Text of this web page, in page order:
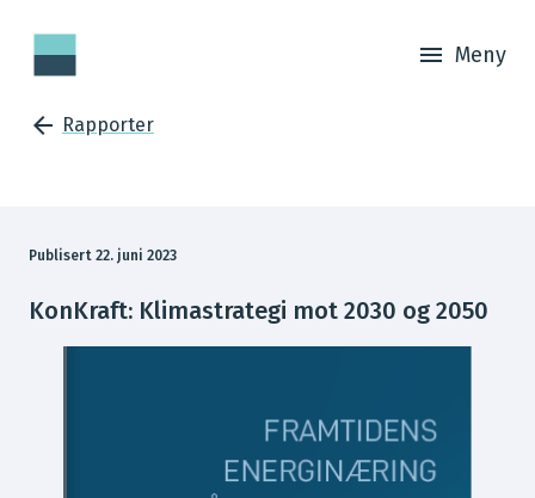
Meny
Rapporter
Publisert 22. juni 2023
KonKraft: Klimastrategi mot 2030 og 2050